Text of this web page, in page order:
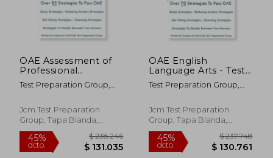
dcto. $ 148.251 dcto.
OAE Assessment of
Professional
Knowledge Multi-Age
Test Taking
Free Online Tutoring
- New 2020 Edition -
(en Inglés)
Test Preparation Group,
Jcm Test Preparation
Group, Tapa Blanda,
Nuevo
OAE English
Language Arts - Test
Taking Strategies:
OAE 020 - Free
New 2020 Edition -
The latest strategies
(en Inglés)
Test Preparation Group,
Jcm Test Preparation
Group, Tapa Blanda,
Nuevo